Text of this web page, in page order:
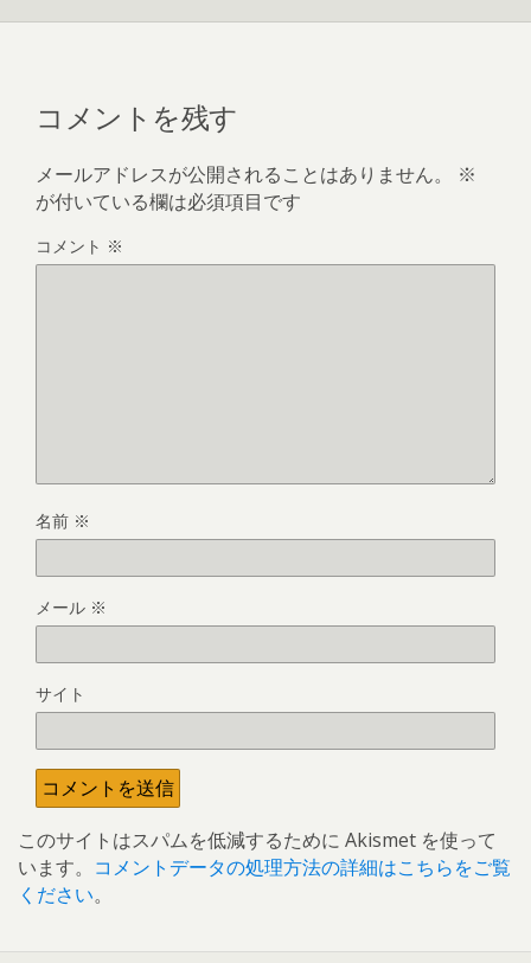
コメントを残す
メールアドレスが公開されることはありません。
※
が付いている欄は必須項目です
コメント ※
名前 ※
メール ※
サイト
このサイトはスパムを低減するために Akismet を使って
います。 コメントデータの処理方法の詳細はこちらをご覧
ください。